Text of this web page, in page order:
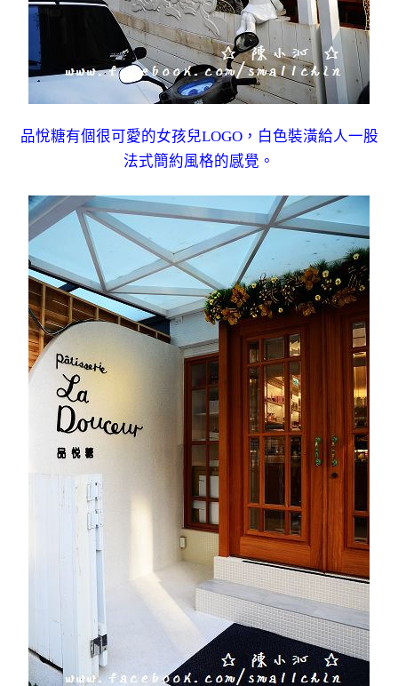
品悅糖有個很可愛的女孩兒LOGO，白色裝潢給人一股
法式簡約風格的感覺。